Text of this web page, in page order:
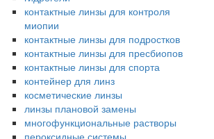
контактные линзы для контроля
миопии
контактные линзы для подростков
контактные линзы для пресбиопов
контактные линзы для спорта
контейнер для линз
косметические линзы
линзы плановой замены
многофункциональные растворы